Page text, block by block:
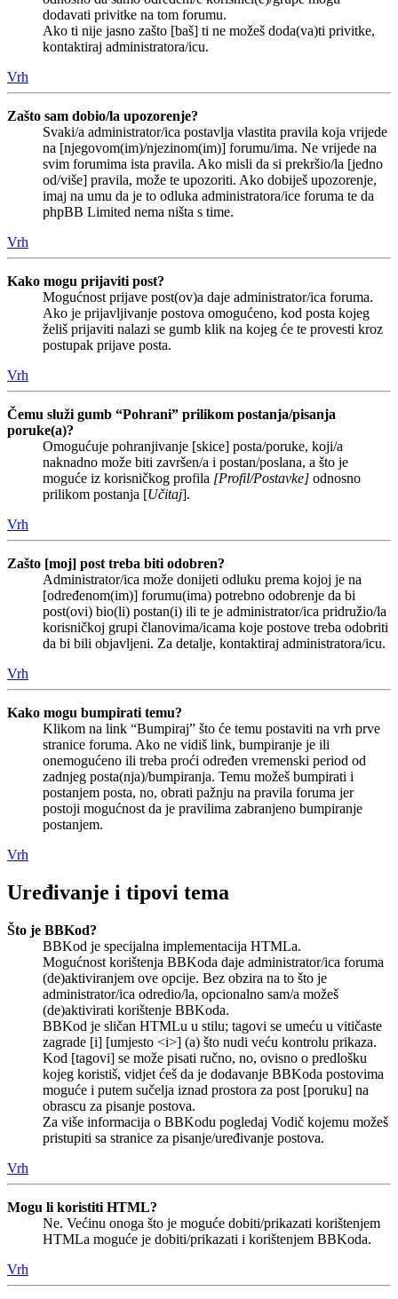
dodavati privitke na tom forumu.
Ako ti nije jasno zašto [baš] ti ne možeš doda(va)ti privitke,
kontaktiraj administratora/icu.
Vrh
Zašto sam dobio/la upozorenje?
Svaki/a administrator/ica postavlja vlastita pravila koja vrijede
na [njegovom(im)/njezinom(im)] forumu/ima. Ne vrijede na
svim forumima ista pravila. Ako misli da si prekršio/la [jedno
od/više] pravila, može te upozoriti. Ako dobiješ upozorenje,
imaj na umu da je to odluka administratora/ice foruma te da
phpBB Limited nema ništa s time.
Vrh
Kako mogu prijaviti post?
Mogućnost prijave post(ov)a daje administrator/ica foruma.
Ako je prijavljivanje postova omogućeno, kod posta kojeg
želiš prijaviti nalazi se gumb klik na kojeg će te provesti kroz
postupak prijave posta.
Vrh
Čemu služi gumb “Pohrani” prilikom postanja/pisanja
poruke(a)?
Omogućuje pohranjivanje [skice] posta/poruke, koji/a
naknadno može biti završen/a i postan/poslana, a što je
moguće iz korisničkog profila [Profil/Postavke] odnosno
prilikom postanja [Učitaj].
Vrh
Zašto [moj] post treba biti odobren?
Administrator/ica može donijeti odluku prema kojoj je na
[određenom(im)] forumu(ima) potrebno odobrenje da bi
post(ovi) bio(li) postan(i) ili te je administrator/ica pridružio/la
korisničkoj grupi članovima/icama koje postove treba odobriti
da bi bili objavljeni. Za detalje, kontaktiraj administratora/icu.
Vrh
Kako mogu bumpirati temu?
Klikom na link “Bumpiraj” što će temu postaviti na vrh prve
stranice foruma. Ako ne vidiš link, bumpiranje je ili
onemogućeno ili treba proći određen vremenski period od
zadnjeg posta(nja)/bumpiranja. Temu možeš bumpirati i
postanjem posta, no, obrati pažnju na pravila foruma jer
postoji mogućnost da je pravilima zabranjeno bumpiranje
postanjem.
Vrh
Uređivanje i tipovi tema
Što je BBKod?
BBKod je specijalna implementacija HTMLa.
Mogućnost korištenja BBKoda daje administrator/ica foruma
(de)aktiviranjem ove opcije. Bez obzira na to što je
administrator/ica odredio/la, opcionalno sam/a možeš
(de)aktivirati korištenje BBKoda.
BBKod je sličan HTMLu u stilu; tagovi se umeću u vitičaste
zagrade [i] [umjesto <i>] (a) što nudi veću kontrolu prikaza.
Kod [tagovi] se može pisati ručno, no, ovisno o predlošku
kojeg koristiš, vidjet ćeš da je dodavanje BBKoda postovima
moguće i putem sučelja iznad prostora za post [poruku] na
obrascu za pisanje postova.
Za više informacija o BBKodu pogledaj Vodič kojemu možeš
pristupiti sa stranice za pisanje/uređivanje postova.
Vrh
Mogu li koristiti HTML?
Ne. Većinu onoga što je moguće dobiti/prikazati korištenjem
HTMLa moguće je dobiti/prikazati i korištenjem BBKoda.
Vrh